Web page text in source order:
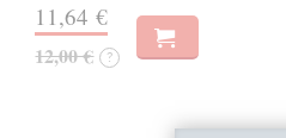
11,64 €
12,00 € ?